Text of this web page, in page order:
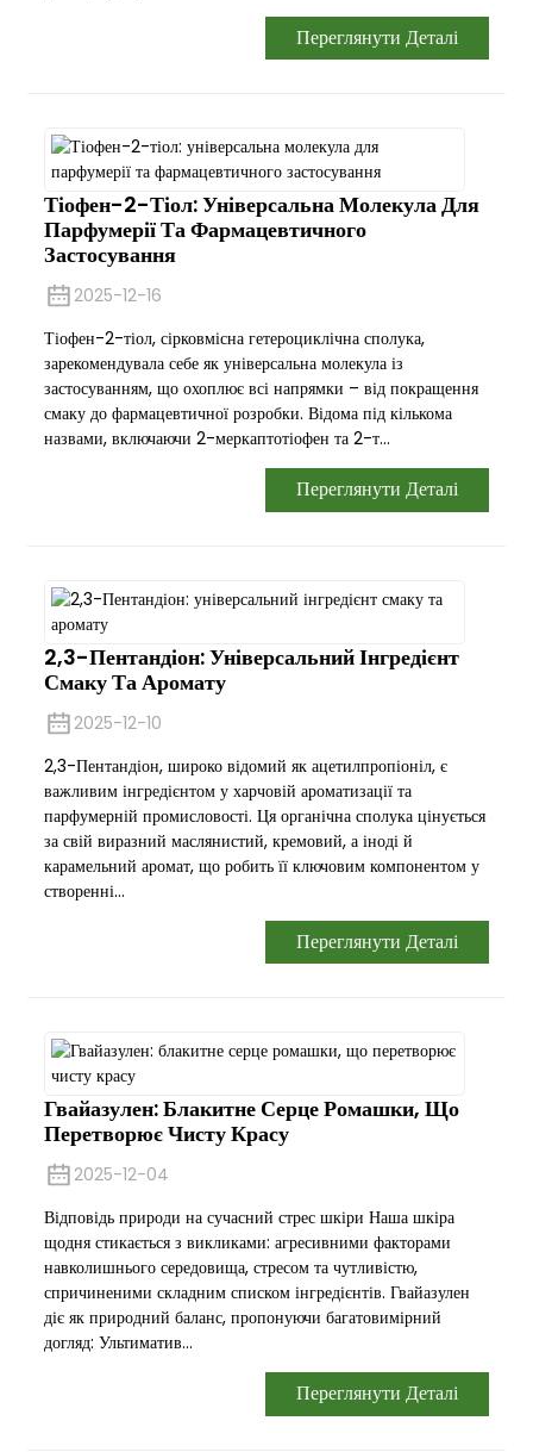
Переглянути Деталі
Тіофен-2-Тіол: Універсальна Молекула Для
Парфумерії Та Фармацевтичного
Застосування
2025-12-16
Тіофен-2-тіол, сірковмісна гетероциклічна сполука,
зарекомендувала себе як універсальна молекула із
застосуванням, що охоплює всі напрямки – від покращення
смаку до фармацевтичної розробки. Відома під кількома
назвами, включаючи 2-меркаптотіофен та 2-т...
Переглянути Деталі
2,3-Пентандіон: Універсальний Інгредієнт
Смаку Та Аромату
2025-12-10
2,3-Пентандіон, широко відомий як ацетилпропіоніл, є
важливим інгредієнтом у харчовій ароматизації та
парфумерній промисловості. Ця органічна сполука цінується
за свій виразний маслянистий, кремовий, а іноді й
карамельний аромат, що робить її ключовим компонентом у
створенні...
Переглянути Деталі
Гвайазулен: Блакитне Серце Ромашки, Що
Перетворює Чисту Красу
2025-12-04
Відповідь природи на сучасний стрес шкіри Наша шкіра
щодня стикається з викликами: агресивними факторами
навколишнього середовища, стресом та чутливістю,
спричиненими складним списком інгредієнтів. Гвайазулен
діє як природний баланс, пропонуючи багатовимірний
догляд: Ультиматив...
Переглянути Деталі